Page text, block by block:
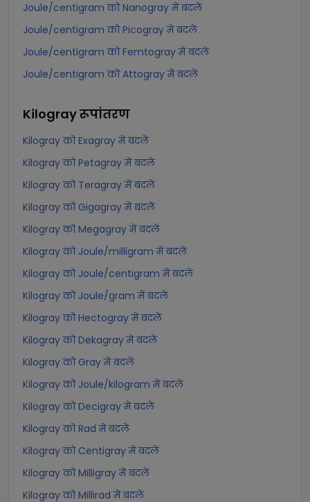
Joule/centigram को Nanogray में बदलें
Joule/centigram को Picogray में बदलें
Joule/centigram को Femtogray में बदलें
Joule/centigram को Attogray में बदलें
Kilograyरूपांतरण
Kilogray को Exagray में बदलें
Kilogray को Petagray में बदलें
Kilogray को Teragray में बदलें
Kilogray को Gigagray में बदलें
Kilogray को Megagray में बदलें
Kilogray को Joule/milligram में बदलें
Kilogray को Joule/centigram में बदलें
Kilogray को Joule/gram में बदलें
Kilogray को Hectogray में बदलें
Kilogray को Dekagray में बदलें
Kilogray को Gray में बदलें
Kilogray को Joule/kilogram में बदलें
Kilogray को Decigray में बदलें
Kilogray को Rad में बदलें
Kilogray को Centigray में बदलें
Kilogray को Milligray में बदलें
Kilogray को Millirad में बदलें